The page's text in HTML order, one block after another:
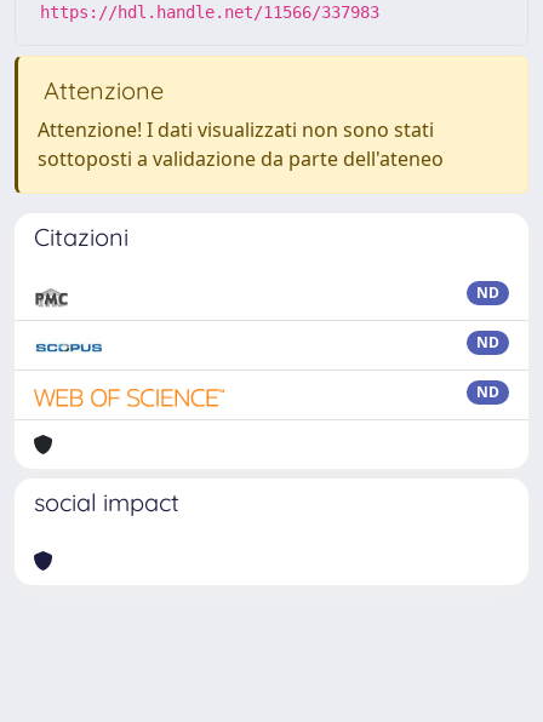
https://hdl.handle.net/11566/337983
Attenzione
Attenzione! I dati visualizzati non sono stati
sottoposti a validazione da parte dell'ateneo
Citazioni
ND
ND
ND
social impact